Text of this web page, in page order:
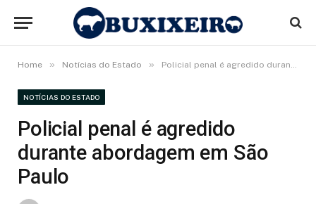
Home » Notícias do Estado » Policial penal é agredido durante abordagem em São Paulo
NOTÍCIAS DO ESTADO
Policial penal é agredido
durante abordagem em São
Paulo